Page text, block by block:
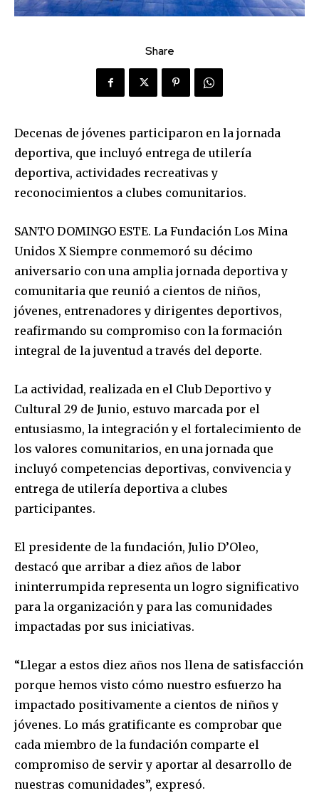
Share
Decenas de jóvenes participaron en la jornada
deportiva, que incluyó entrega de utilería
deportiva, actividades recreativas y
reconocimientos a clubes comunitarios.
SANTO DOMINGO ESTE. La Fundación Los Mina
Unidos X Siempre conmemoró su décimo
aniversario con una amplia jornada deportiva y
comunitaria que reunió a cientos de niños,
jóvenes, entrenadores y dirigentes deportivos,
reafirmando su compromiso con la formación
integral de la juventud a través del deporte.
La actividad, realizada en el Club Deportivo y
Cultural 29 de Junio, estuvo marcada por el
entusiasmo, la integración y el fortalecimiento de
los valores comunitarios, en una jornada que
incluyó competencias deportivas, convivencia y
entrega de utilería deportiva a clubes
participantes.
El presidente de la fundación, Julio D’Oleo,
destacó que arribar a diez años de labor
ininterrumpida representa un logro significativo
para la organización y para las comunidades
impactadas por sus iniciativas.
“Llegar a estos diez años nos llena de satisfacción
porque hemos visto cómo nuestro esfuerzo ha
impactado positivamente a cientos de niños y
jóvenes. Lo más gratificante es comprobar que
cada miembro de la fundación comparte el
compromiso de servir y aportar al desarrollo de
nuestras comunidades”, expresó.